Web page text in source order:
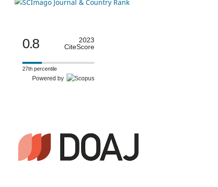
0.8
2023
CiteScore
27th percentile
Powered by